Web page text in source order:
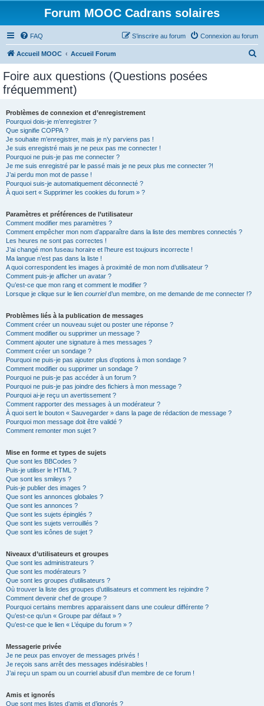
Forum MOOC Cadrans solaires
FAQ Connexion au forum
S’inscrire au forum
Accueil MOOC Accueil Forum
Foire aux questions (Questions posées
fréquemment)
Problèmes de connexion et d’enregistrement
Pourquoi dois-je m’enregistrer ?
Que signifie COPPA ?
Je souhaite m’enregistrer, mais je n’y parviens pas !
Je suis enregistré mais je ne peux pas me connecter !
Pourquoi ne puis-je pas me connecter ?
Je me suis enregistré par le passé mais je ne peux plus me connecter ?!
J’ai perdu mon mot de passe !
Pourquoi suis-je automatiquement déconnecté ?
À quoi sert « Supprimer les cookies du forum » ?
Paramètres et préférences de l’utilisateur
Comment modifier mes paramètres ?
Comment empêcher mon nom d’apparaître dans la liste des membres connectés ?
Les heures ne sont pas correctes !
J’ai changé mon fuseau horaire et l’heure est toujours incorrecte !
Ma langue n’est pas dans la liste !
A quoi correspondent les images à proximité de mon nom d’utilisateur ?
Comment puis-je afficher un avatar ?
Qu’est-ce que mon rang et comment le modifier ?
Lorsque je clique sur le lien courrield’un membre, on me demande de me connecter !?
Problèmes liés à la publication de messages
Comment créer un nouveau sujet ou poster une réponse ?
Comment modifier ou supprimer un message ?
Comment ajouter une signature à mes messages ?
Comment créer un sondage ?
Pourquoi ne puis-je pas ajouter plus d’options à mon sondage ?
Comment modifier ou supprimer un sondage ?
Pourquoi ne puis-je pas accéder à un forum ?
Pourquoi ne puis-je pas joindre des fichiers à mon message ?
Pourquoi ai-je reçu un avertissement ?
Comment rapporter des messages à un modérateur ?
À quoi sert le bouton « Sauvegarder » dans la page de rédaction de message ?
Pourquoi mon message doit être validé ?
Comment remonter mon sujet ?
Mise en forme et types de sujets
Que sont les BBCodes ?
Puis-je utiliser le HTML ?
Que sont les smileys ?
Puis-je publier des images ?
Que sont les annonces globales ?
Que sont les annonces ?
Que sont les sujets épinglés ?
Que sont les sujets verrouillés ?
Que sont les icônes de sujet ?
Niveaux d’utilisateurs et groupes
Que sont les administrateurs ?
Que sont les modérateurs ?
Que sont les groupes d’utilisateurs ?
Où trouver la liste des groupes d’utilisateurs et comment les rejoindre ?
Comment devenir chef de groupe ?
Pourquoi certains membres apparaissent dans une couleur différente ?
Qu’est-ce qu’un « Groupe par défaut » ?
Qu’est-ce que le lien « L’équipe du forum » ?
Messagerie privée
Je ne peux pas envoyer de messages privés !
Je reçois sans arrêt des messages indésirables !
J’ai reçu un spam ou un courriel abusif d’un membre de ce forum !
Amis et ignorés
Que sont mes listes d’amis et d’ignorés ?